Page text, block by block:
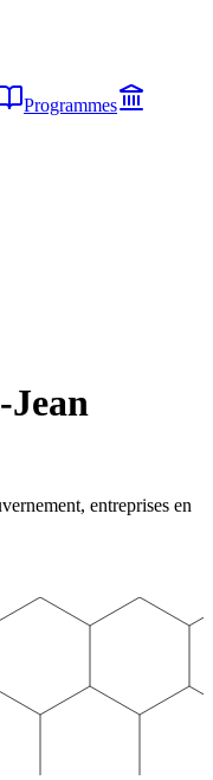
Programmes
Jean
entreprises en